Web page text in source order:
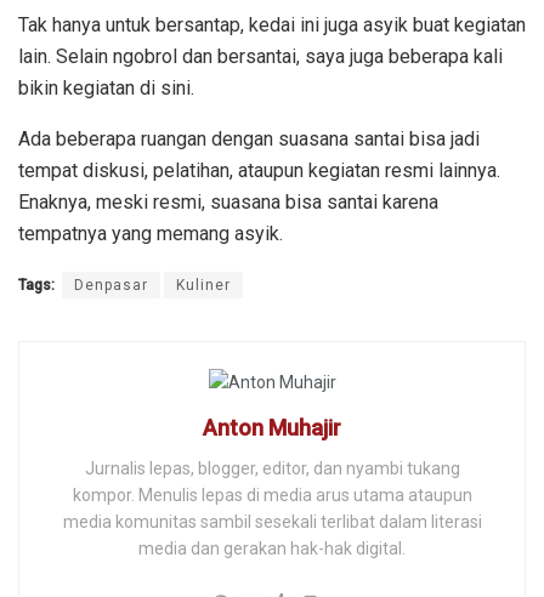
Tak hanya untuk bersantap, kedai ini juga asyik buat kegiatan
lain. Selain ngobrol dan bersantai, saya juga beberapa kali
bikin kegiatan di sini.
Ada beberapa ruangan dengan suasana santai bisa jadi
tempat diskusi, pelatihan, ataupun kegiatan resmi lainnya.
Enaknya, meski resmi, suasana bisa santai karena
tempatnya yang memang asyik.
Tags: Denpasar Kuliner
Anton Muhajir
Jurnalis lepas, blogger, editor, dan nyambi tukang
kompor. Menulis lepas di media arus utama ataupun
media komunitas sambil sesekali terlibat dalam literasi
media dan gerakan hak-hak digital.